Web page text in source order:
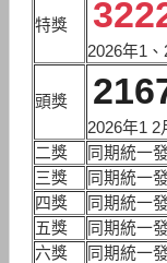
特獎
2026年1
頭獎
2026年1
二獎
同期統一
三獎
同期統一
四獎
同期統一
五獎
同期統一
六獎
同期統一